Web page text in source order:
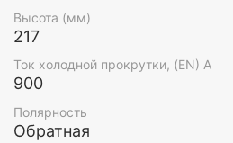
Высота (мм)
217
Ток холодной прокрутки, (EN) А
900
Полярность
Обратная